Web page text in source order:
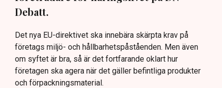
Debatt.
Det nya EU-direktivet ska innebära skärpta krav på
företags miljö- och hållbarhetspåståenden. Men även
om syftet är bra, så är det fortfarande oklart hur
företagen ska agera när det gäller befintliga produkter
och förpackningsmaterial.